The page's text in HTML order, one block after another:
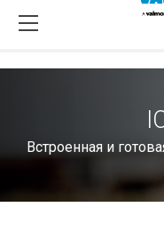
Встроенная и